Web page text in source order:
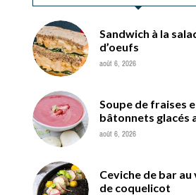
Sandwich à la
d’oeufs
août 6, 2026
Soupe de fraises
bâtonnets glacés
août 6, 2026
Ceviche de bar
de coquelicot